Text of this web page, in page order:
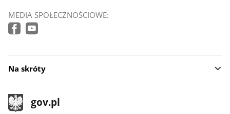
MEDIA SPOŁECZNOŚCIOWE:
Na skróty
stopka
gov.pl
Strona
gov.pl